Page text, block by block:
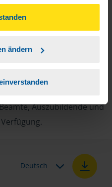
auf Einverstanden klicken,
Cookies, gemäß
ändern
beispielsweise die
Ihre
Rentenbescheid oder
und keinen der
wir Ihnen hier eine
Auszubildende und
Deutsch